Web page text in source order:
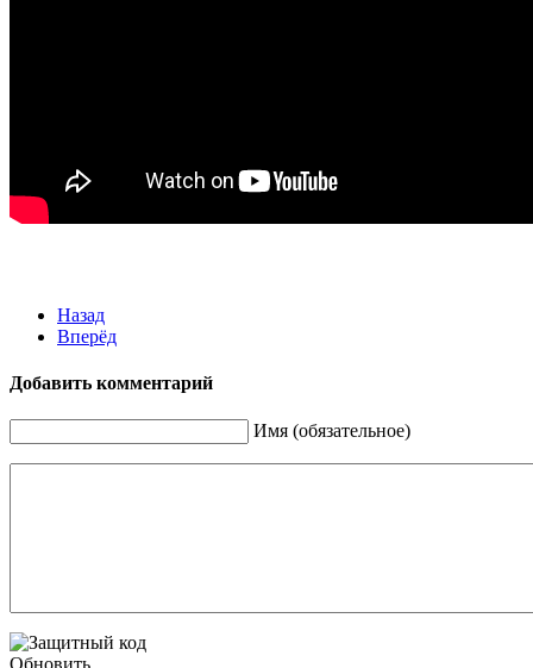
Назад
Вперёд
Добавить комментарий
Имя (обязательное)